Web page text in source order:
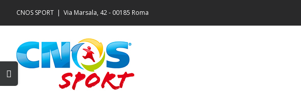
al
contenuto
CNOS SPORT | Via Marsala, 42 - 00185 Roma
Toggle
area